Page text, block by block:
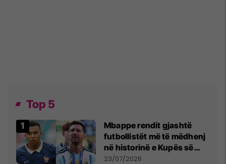
Top 5
Mbappe rendit gjashtë
futbollistët më të mëdhenj
në historinë e Kupës së
Botës, Messi mbetet i dyti
23/07/2026